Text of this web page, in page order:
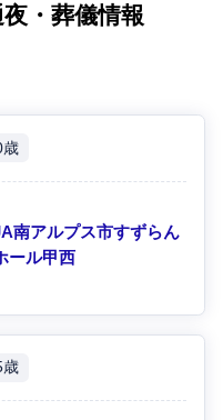
・葬儀情報
歳
南アルプス市すずらん
ール甲西
歳